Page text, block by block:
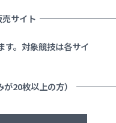
サイト
す。対象競技は各サイ
20枚以上の方）